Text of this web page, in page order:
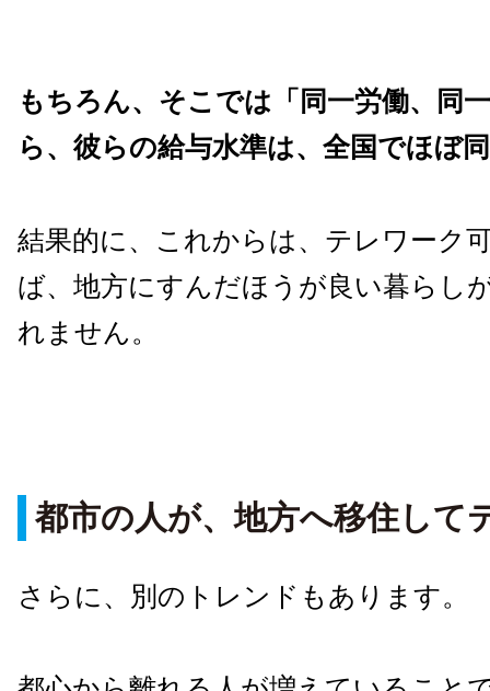
もちろん、そこでは「同一労働、同
ら、彼らの給与水準は、全国でほぼ
結果的に、これからは、テレワーク
ば、地方にすんだほうが良い暮らし
れません。
都市の人が、地方へ移住して
さらに、別のトレンドもあります。